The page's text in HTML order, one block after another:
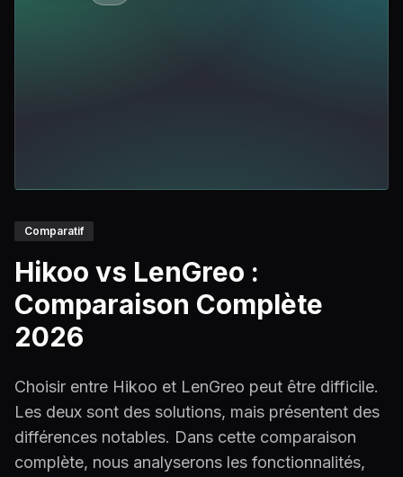
Comparatif
Hikoo vs LenGreo :
Comparaison Complète
2026
Choisir entre Hikoo et LenGreo peut être difficile.
Les deux sont des solutions, mais présentent des
différences notables. Dans cette comparaison
complète, nous analyserons les fonctionnalités,